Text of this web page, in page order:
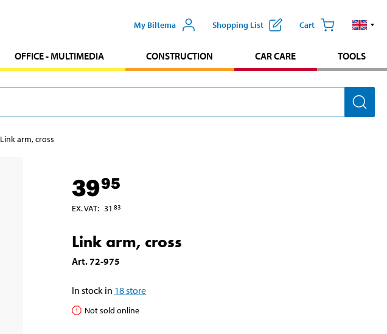
My Biltema Shopping List Cart
OFFICE - MULTIMEDIA CONSTRUCTION CAR CARE TOOLS
Link arm, cross
3995
EX. VAT: 31 83
Link arm, cross
Art.72-975
In stock in 18store
Not sold online